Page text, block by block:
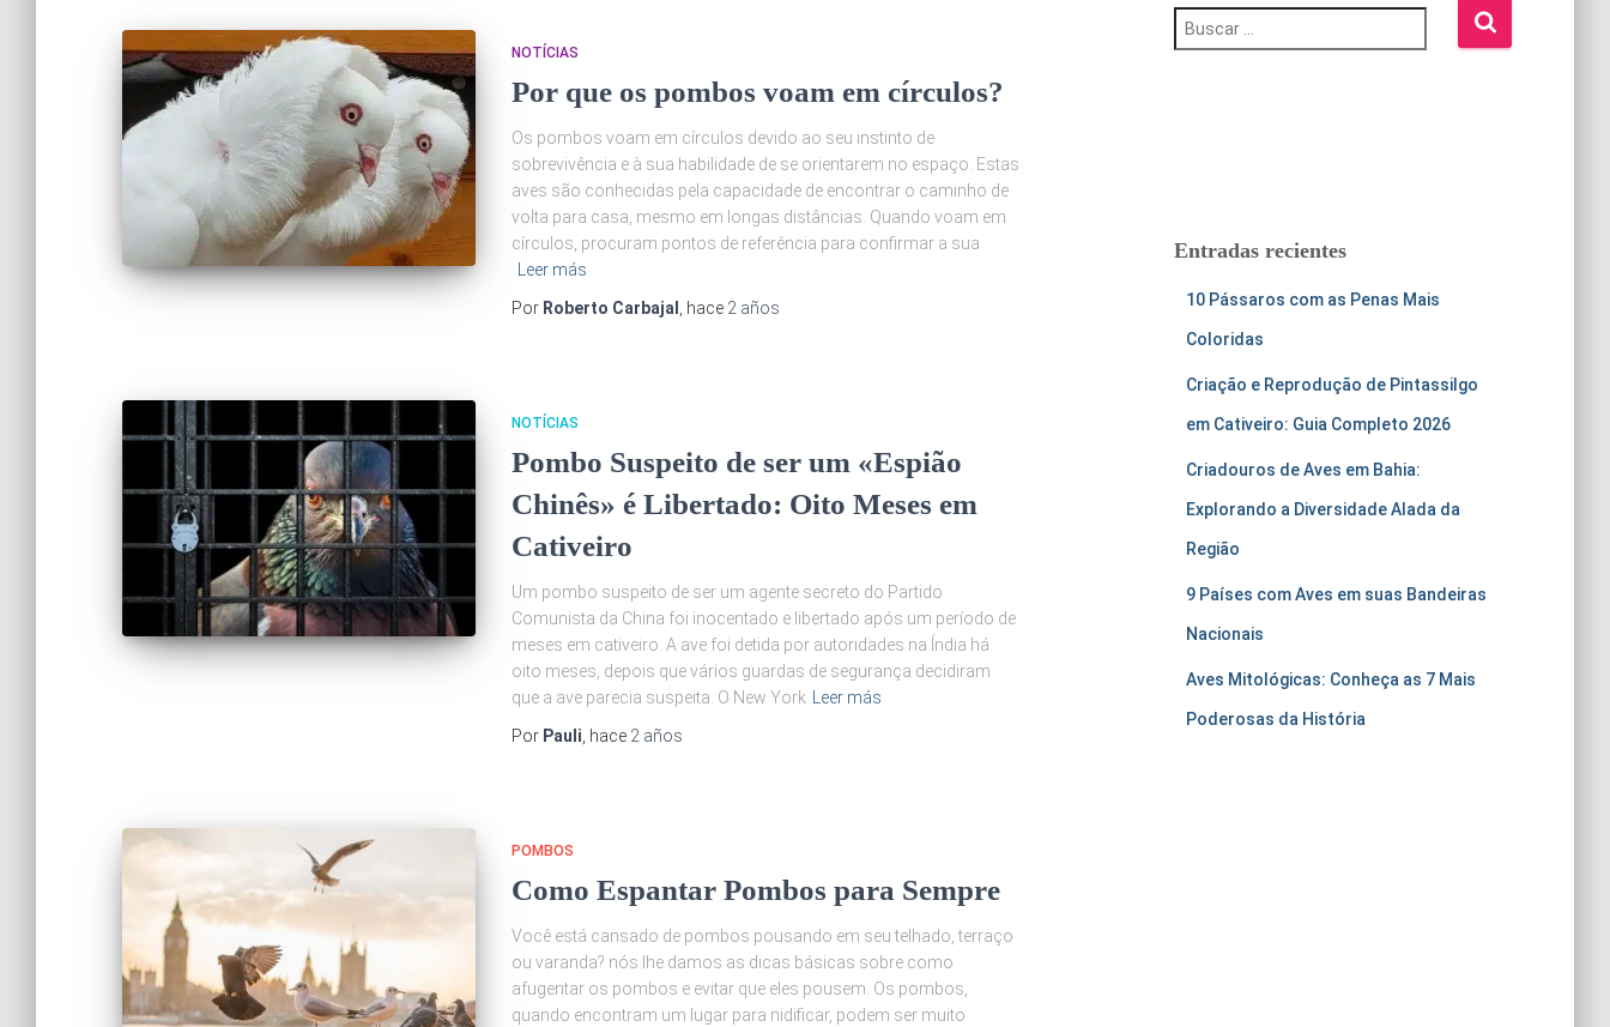
NOTÍCIAS
Por que os pombos voam em círculos?
Os pombos voam em círculos devido ao seu instinto de
sobrevivência e à sua habilidade de se orientarem no espaço. Estas
aves são conhecidas pela capacidade de encontrar o caminho de
volta para casa, mesmo em longas distâncias. Quando voam em
círculos, procuram pontos de referência para confirmar a sua
Leer más
Por Roberto Carbajal , hace 2 años
NOTÍCIAS
Pombo Suspeito de ser um «Espião
Chinês» é Libertado: Oito Meses em
Cativeiro
Um pombo suspeito de ser um agente secreto do Partido
Comunista da China foi inocentado e libertado após um período de
meses em cativeiro. A ave foi detida por autoridades na Índia há
oito meses, depois que vários guardas de segurança decidiram
que a ave parecia suspeita. O New York
Leer más
Por Pauli , hace 2 años
POMBOS
Como Espantar Pombos para Sempre
Você está cansado de pombos pousando em seu telhado, terraço
ou varanda? nós lhe damos as dicas básicas sobre como
afugentar os pombos e evitar que eles pousem. Os pombos,
quando encontram um lugar para nidificar, podem ser muito
Entradas recientes
10 Pássaros com as Penas Mais
Coloridas
Criação e Reprodução de Pintassilgo
em Cativeiro: Guia Completo 2026
Criadouros de Aves em Bahia:
Explorando a Diversidade Alada da
Região
9 Países com Aves em suas Bandeiras
Nacionais
Aves Mitológicas: Conheça as 7 Mais
Poderosas da História